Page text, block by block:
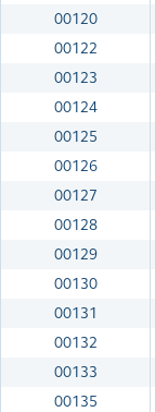
00120
00122
00123
00124
00125
00126
00127
00128
00129
00130
00131
00132
00133
00135